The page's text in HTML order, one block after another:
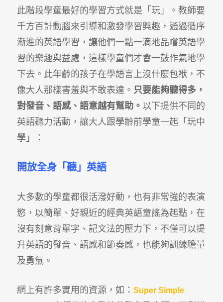
此階段學童最好的學習方式就是「玩」。教師要
千方百計動腦來引導和激發學習興趣，通過循序
漸進的英語學習，讓他們一點一滴地品嚐英語學
習的樂趣與益處，這樣學童們才會一鼓作氣地學
下去。此年齡的孩子在學語言上沒什麼包袱，不
像大人那樣害羞與不敢表達。 只要能夠聽得多，
對發音、語感、語意越有幫助。 以下提供不同的
英語聽力活動，讓大人跟學齡前學童一起「玩中
學」：
開放全身「聽」 英語
大多數的學童都很活潑好動，也有非常強的表演
慾，以簡單、好親近的經典英語童謠為起點，在
沒有刻意背單字、記文法的壓力下，不僅可以提
升英語的發音、語感和節奏感，也能夠訓練膽量
及勇氣。
網上有許多實用的資源，如： Super Simple